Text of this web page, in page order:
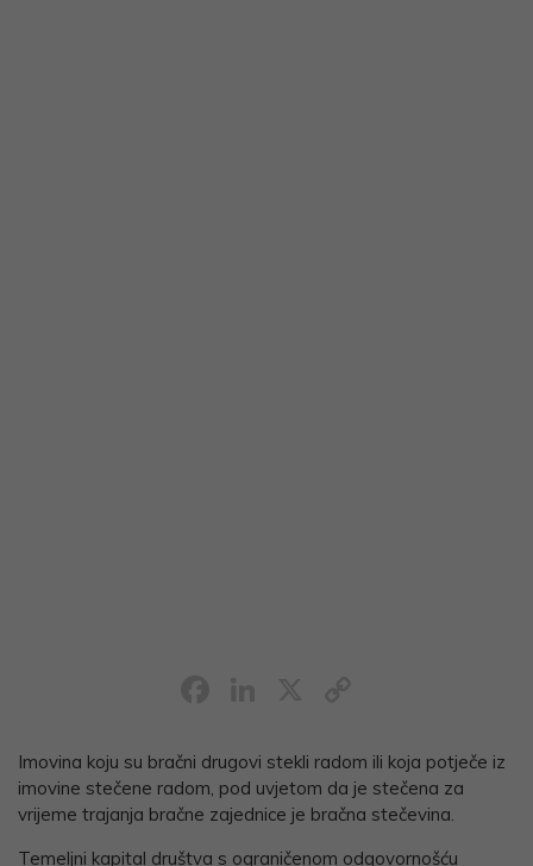
Imovina koju su bračni drugovi stekli radom ili koja potječe iz
imovine stečene radom, pod uvjetom da je stečena za
vrijeme trajanja bračne zajednice je bračna stečevina.
Temeljni kapital društva s ograničenom odgovornošću